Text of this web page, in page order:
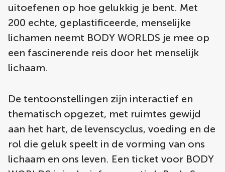
uitoefenen op hoe gelukkig je bent. Met
200 echte, geplastificeerde, menselijke
lichamen neemt BODY WORLDS je mee op
een fascinerende reis door het menselijk
lichaam.
De tentoonstellingen zijn interactief en
thematisch opgezet, met ruimtes gewijd
aan het hart, de levenscyclus, voeding en de
rol die geluk speelt in de vorming van ons
lichaam en ons leven. Een ticket voor BODY